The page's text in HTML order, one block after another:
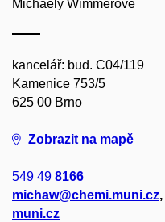
Michaely Wimmerové
kancelář: bud. C04/119
Kamenice 753/5
625 00 Brno
Zobrazit na mapě
549 49 8166
michaw@chemi.muni.cz,
muni.cz